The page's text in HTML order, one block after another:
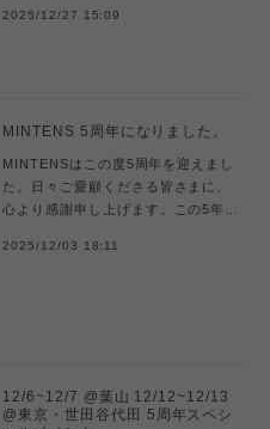
年明け最初のポップアップイベント
2025/12/27 15:09
MINTENS 5周年になりました。
MINTENSはこの度5周年を迎えまし
た。日々ご愛顧くださる皆さまに、
心より感謝申し上げます。この5年間
ながらも、各地のイベントを通して
2025/12/03 18:11
12/6~12/7 @葉山 12/12~12/13
@東京・世田谷代田 5周年スペシ